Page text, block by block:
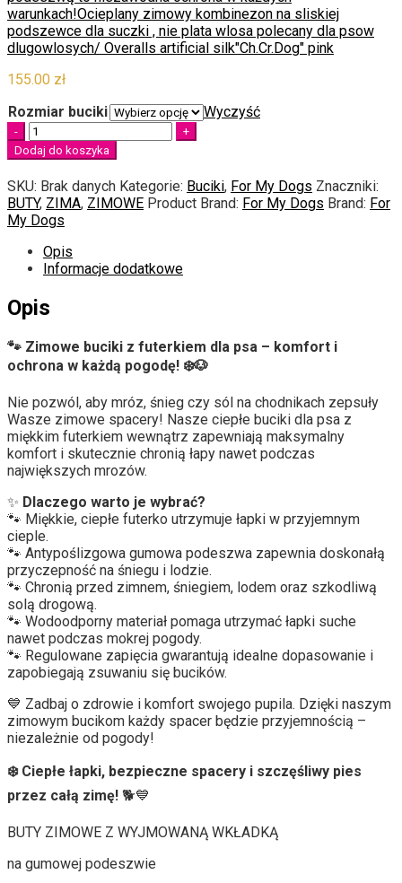
warunkach!Ocieplany zimowy kombinezon na sliskiej
podszewce dla suczki , nie plata wlosa polecany dla psow
dlugowlosych/ Overalls artificial silk"Ch.Cr.Dog" pink
155.00 zł
Rozmiar buciki
Wyczyść
Quantity
Dodaj do koszyka
SKU: Brak danych Kategorie: Buciki, For My Dogs Znaczniki:
BUTY, ZIMA, ZIMOWE Product Brand: For My Dogs Brand: For
My Dogs
Opis
Informacje dodatkowe
Opis
🐾 Zimowe buciki z futerkiem dla psa – komfort i
ochrona w każdą pogodę! ❄️🐶
Nie pozwól, aby mróz, śnieg czy sól na chodnikach zepsuły
Wasze zimowe spacery! Nasze ciepłe buciki dla psa z
miękkim futerkiem wewnątrz zapewniają maksymalny
komfort i skutecznie chronią łapy nawet podczas
największych mrozów.
✨ Dlaczego warto je wybrać?
🐾 Miękkie, ciepłe futerko utrzymuje łapki w przyjemnym
cieple.
🐾 Antypoślizgowa gumowa podeszwa zapewnia doskonałą
przyczepność na śniegu i lodzie.
🐾 Chronią przed zimnem, śniegiem, lodem oraz szkodliwą
solą drogową.
🐾 Wodoodporny materiał pomaga utrzymać łapki suche
nawet podczas mokrej pogody.
🐾 Regulowane zapięcia gwarantują idealne dopasowanie i
zapobiegają zsuwaniu się bucików.
💙 Zadbaj o zdrowie i komfort swojego pupila. Dzięki naszym
zimowym bucikom każdy spacer będzie przyjemnością –
niezależnie od pogody!
❄️ Ciepłe łapki, bezpieczne spacery i szczęśliwy pies
przez całą zimę! 🐕💙
BUTY ZIMOWE Z WYJMOWANĄ WKŁADKĄ
na gumowej podeszwie